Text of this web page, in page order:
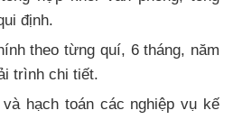
định.
theo từng quí, 6 tháng, năm
trình chi tiết.
hạch toán các nghiệp vụ kế